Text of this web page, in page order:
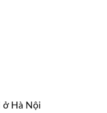
ở Hà Nội